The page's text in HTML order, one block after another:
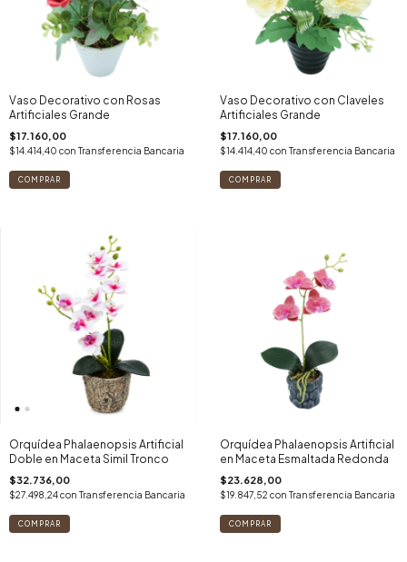
Vaso Decorativo con Rosas
Artificiales Grande
$17.160,00
$14.414,40 con Transferencia Bancaria
Vaso Decorativo con Claveles
Artificiales Grande
$17.160,00
$14.414,40 con Transferencia Bancaria
Orquídea Phalaenopsis Artificial
Doble en Maceta Simil Tronco
$32.736,00
$27.498,24con Transferencia Bancaria
Orquídea Phalaenopsis Artificial
en Maceta Esmaltada Redonda
$23.628,00
$19.847,52 con Transferencia Bancaria